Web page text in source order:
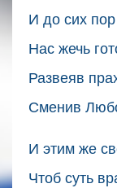
И до сих
Нас жечь
Развеяв
Сменив
И этим же
Чтоб суть